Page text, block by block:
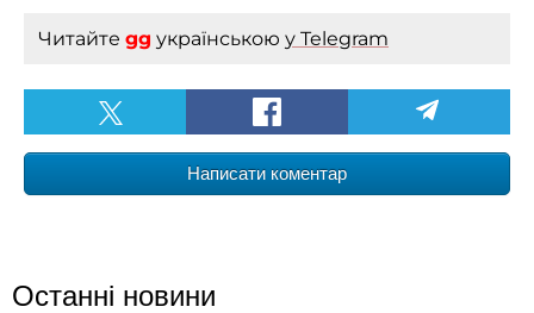
Читайте gg українською у Telegram
Написати коментар
Останні новини